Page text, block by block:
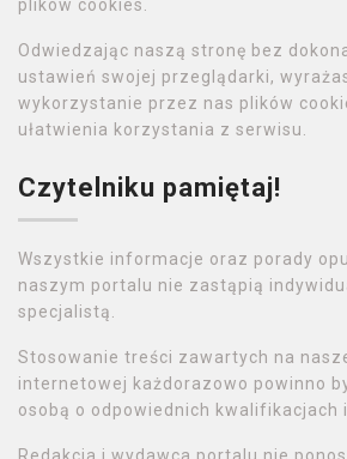
plików cookies.
Odwiedzając naszą stronę bez
ustawień swojej przeglądarki,
wykorzystanie przez nas plików
ułatwienia korzystania z serwisu.
Czytelniku pamiętaj!
Wszystkie informacje oraz porady
naszym portalu nie zastąpią
specjalistą.
Stosowanie treści zawartych na
internetowej każdorazowo powinno
osobą o odpowiednich kwalifikacjach